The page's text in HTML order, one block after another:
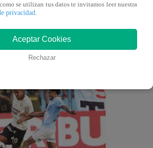
te puede
se utilizan tus datos te invitamos leer nuestra
privacidad
Aceptar Cookies
Rechazar